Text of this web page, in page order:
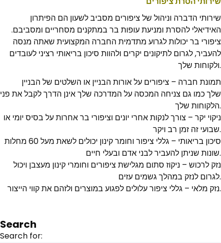
שירותי הדברה וניהול של ציפורים מסביב לשעון הם הפיתרון
האידיאלי להסרת ומניעת עופות בר במתקנים מסחריים ומסביבם.
ציפורי בר יכולות לגרוע מתדמית החברה המקצועית שאתה מנסה
להעביר, לגרום לתיקונים יקרים ולהוות סיכון בריאותי רציני לעובדים
ולקוחות שלך.
שלך כמו גם צניחה המכסה על המדרכה שלך אינן הדרך לקבל את פני
הלקוחות שלך.
ניקוי יקר – צורך לנקות אחרי יונים וציפורי בר אחרות על בסיס יומי או
שבועי זה זמן רב ויקר.
סיכון בריאותי – גללי ציפור וחומר קינון יכולים לשאת מעל 60 מחלות
שונות שניתן להעביר לבני אדם ובעלי חיים.
נזק לרכוש – ניקוז סתום מגלישת ציפורים וחומרי קינון מעצבן ויכול
לגרום לנזק במהלך גשמים עזים.
נזק מלאי – גללי ציפור עלולים לפגוע במוצרים ולזהם את קווי הייצור.
Search
Search for: